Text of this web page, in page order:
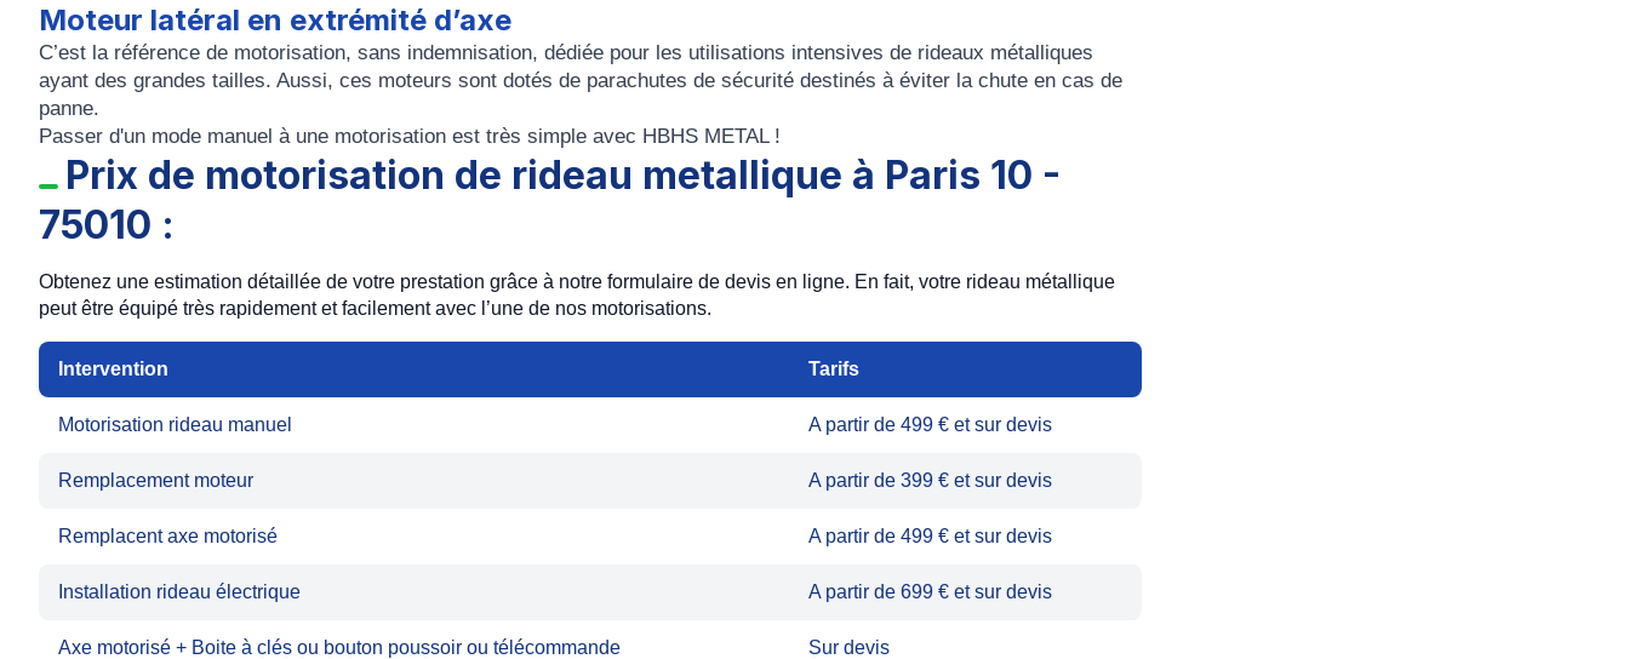
Moteur latéral en extrémité d’axe
C’est la référence de motorisation, sans indemnisation, dédiée pour les utilisations intensives de rideaux métalliques
ayant des grandes tailles. Aussi, ces moteurs sont dotés de parachutes de sécurité destinés à éviter la chute en cas de
panne.
Passer d'un mode manuel à une motorisation est très simple avec HBHS METAL !
Prix de motorisation de rideau metallique à Paris 10 -
75010 :
Obtenez une estimation détaillée de votre prestation grâce à notre formulaire de devis en ligne. En fait, votre rideau métallique
peut être équipé très rapidement et facilement avec l’une de nos motorisations.
Intervention Tarifs
Motorisation rideau manuel A partir de 499 € et sur devis
Remplacement moteur A partir de 399 € et sur devis
Remplacent axe motorisé A partir de 499 € et sur devis
Installation rideau électrique A partir de 699 € et sur devis
Axe motorisé + Boite à clés ou bouton poussoir ou télécommande Sur devis